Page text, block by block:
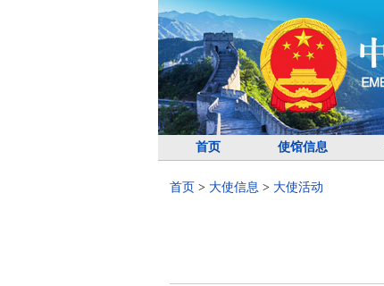
首页 使馆信息
首页 > 大使信息 > 大使活动